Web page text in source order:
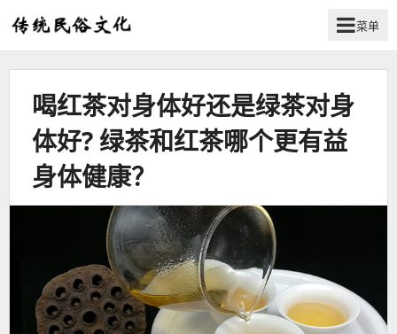
弘
扬
菜单
喝红茶对身体好还是绿茶对身
体好? 绿茶和红茶哪个更有益
身体健康？